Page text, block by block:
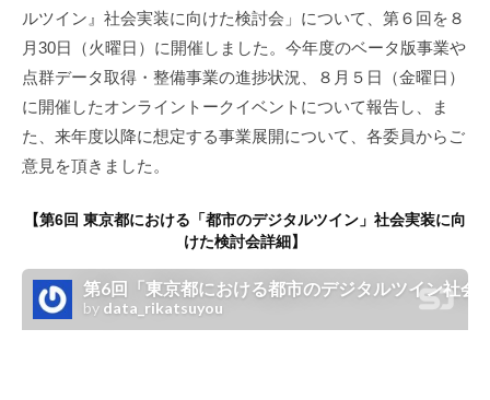
ルツイン』社会実装に向けた検討会」について、第６回を８
月30日（火曜日）に開催しました。今年度のベータ版事業や
点群データ取得・整備事業の進捗状況、８月５日（金曜日）
に開催したオンライントークイベントについて報告し、ま
た、来年度以降に想定する事業展開について、各委員からご
意見を頂きました。
【第6回 東京都における「都市のデジタルツイン」社会実装に向
けた検討会詳細】